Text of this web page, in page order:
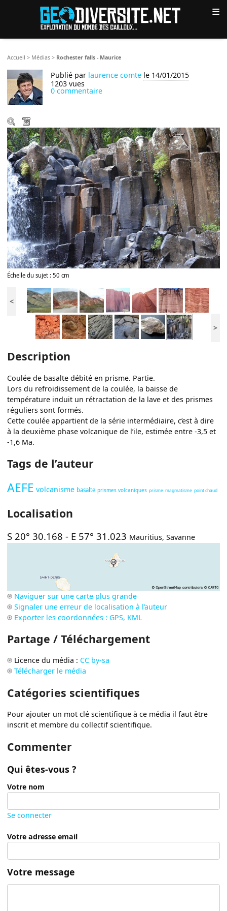
≡
Accueil > Médias > Rochester falls - Maurice
Publié par laurence comte le 14/01/2015
1203 vues
0 commentaire
Échelle du sujet : 50 cm
<
>
Description
Coulée de basalte débité en prisme. Partie.
Lors du refroidissement de la coulée, la baisse de
température induit un rétractation de la lave et des prismes
réguliers sont formés.
Cette coulée appartient de la série intermédiaire, c’est à dire
à la deuxième phase volcanique de l’ile, estimée entre -3,5 et
-1,6 Ma.
Tags de l’auteur
AEFE volcanisme basalte prismes volcaniques prisme magmatisme point chaud
Localisation
S 20° 30.168 - E 57° 31.023 Mauritius,Savanne
Naviguer sur une carte plus grande
Signaler une erreur de localisation à l’auteur
Exporter les coordonnées : GPS, KML
Partage / Téléchargement
Licence du média : CC by-sa
Télécharger le média
Catégories scientifiques
Pour ajouter un mot clé scientifique à ce média il faut être
inscrit et membre du collectif scientifique.
Commenter
Qui êtes-vous ?
Votre nom
Se connecter
Votre adresse email
Votre message